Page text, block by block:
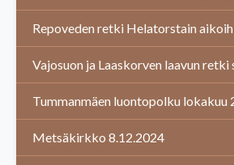
Repoveden retki Helatorstain
Vajosuon ja Laaskorven laavun retki
Tummanmäen luontopolku lokakuu
Metsäkirkko 8.12.2024